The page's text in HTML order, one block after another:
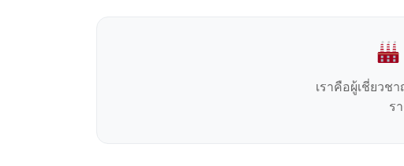
เราคือผู้เชี่ยวช
ร